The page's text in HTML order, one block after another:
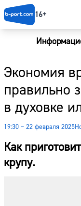
16+
Экономия
правильно
в духовке
19:30 – 22 февраля 2025
Как
крупу.
Новости
Наши
Погода
Курсы